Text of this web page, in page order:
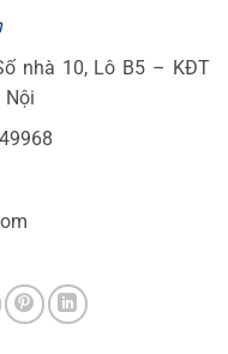
nhà 10, Lô B5 – KĐT
Nội